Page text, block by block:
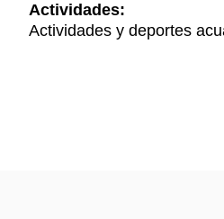
Actividades:
Actividades y deportes